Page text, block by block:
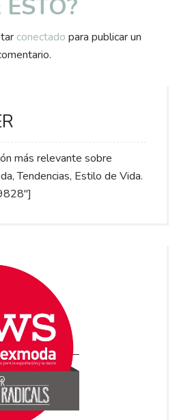
ESTO?
conectado para publicar un
más relevante sobre
Tendencias, Estilo de Vida.